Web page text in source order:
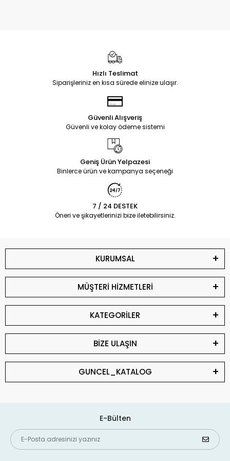
Hızlı Teslimat
Siparişleriniz en kısa sürede elinize ulaşır.
Güvenli Alışveriş
Güvenli ve kolay ödeme sistemi
Geniş Ürün Yelpazesi
Binlerce ürün ve kampanya seçeneği
7 / 24 DESTEK
Öneri ve şikayetlerinizi bize iletebilirsiniz.
KURUMSAL
MÜŞTERİ HİZMETLERİ
KATEGORİLER
BİZE ULAŞIN
GUNCEL_KATALOG
E-Bülten